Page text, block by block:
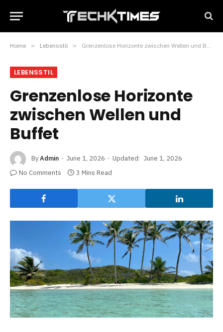
Home » Lebensstil » Grenzenlose Horizonte zwischen Wellen und Buffet
LEBENSSTIL
Grenzenlose Horizonte
zwischen Wellen und
Buffet
ByAdmin June 1, 2026 Updated: June 1, 2026
No Comments
3 Mins Read